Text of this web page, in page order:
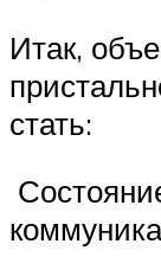
Итак,
стать: